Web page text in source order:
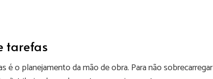
tarefas
é o planejamento da mão de obra. Para não sobrecarregar